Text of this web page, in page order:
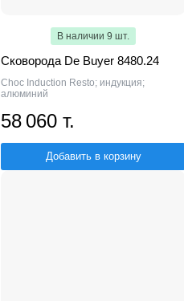
В наличии 9 шт.
Сковорода De Buyer 8480.24
Choc Induction Resto; индукция;
алюминий
58 060 т.
Добавить в корзину